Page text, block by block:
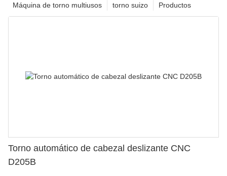
Productos
torno suizo
Máquina de torno multiusos
Torno automático de cabezal deslizante CNC
D205B